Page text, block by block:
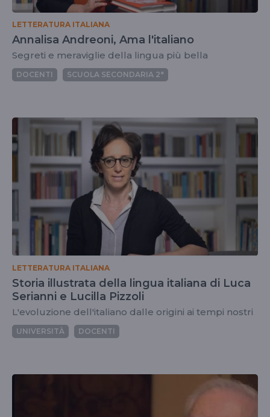
LETTERATURA ITALIANA
Annalisa Andreoni, Ama l'italiano
Segreti e meraviglie della lingua più bella
DOCENTI SCUOLA SECONDARIA 2°
LETTERATURA ITALIANA
Storia illustrata della lingua italiana di Luca
Serianni e Lucilla Pizzoli
L'evoluzione dell'italiano dalle origini ai tempi nostri
UNIVERSITÀ DOCENTI